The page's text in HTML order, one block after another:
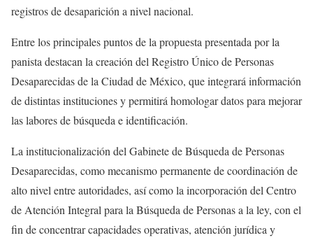
registros de desaparición a nivel nacional.
Entre los principales puntos de la propuesta presentada por la
panista destacan la creación del Registro Único de Personas
Desaparecidas de la Ciudad de México, que integrará información
de distintas instituciones y permitirá homologar datos para mejorar
las labores de búsqueda e identificación.
La institucionalización del Gabinete de Búsqueda de Personas
Desaparecidas, como mecanismo permanente de coordinación de
alto nivel entre autoridades, así como la incorporación del Centro
de Atención Integral para la Búsqueda de Personas a la ley, con el
fin de concentrar capacidades operativas, atención jurídica y